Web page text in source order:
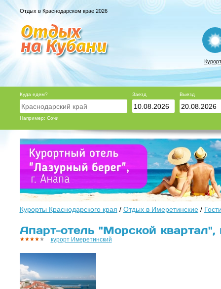
Отдых в Краснодарском крае 2026
Куда едем?
Например: Сочи
Заезд Выезд
Курорты Краснодарского края / Отдых в Имеретинские/
Апарт-отель "Морской
курорт Имеретинский